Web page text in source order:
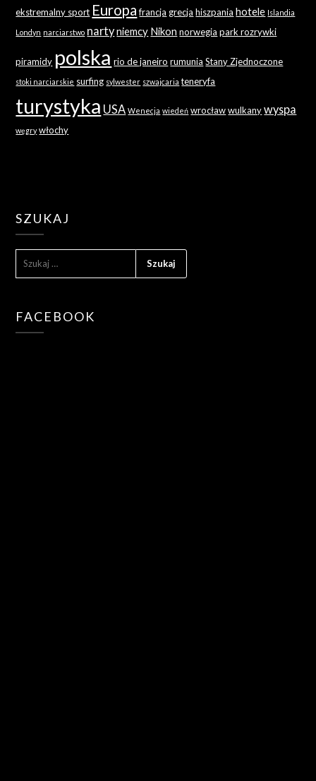
ekstremalny sport Europa francja grecja hiszpania hotele Islandia
Londyn narciarstwo nartyniemcy Nikon norwegia park rozrywki
piramidy polska rio de janeiro rumunia Stany Zjednoczone
stoki narciarskie surfing sylwester szwajcaria teneryfa
turystyka USA Wenecja wiedeń wrocław wulkany wyspa
węgry włochy
SZUKAJ
FACEBOOK